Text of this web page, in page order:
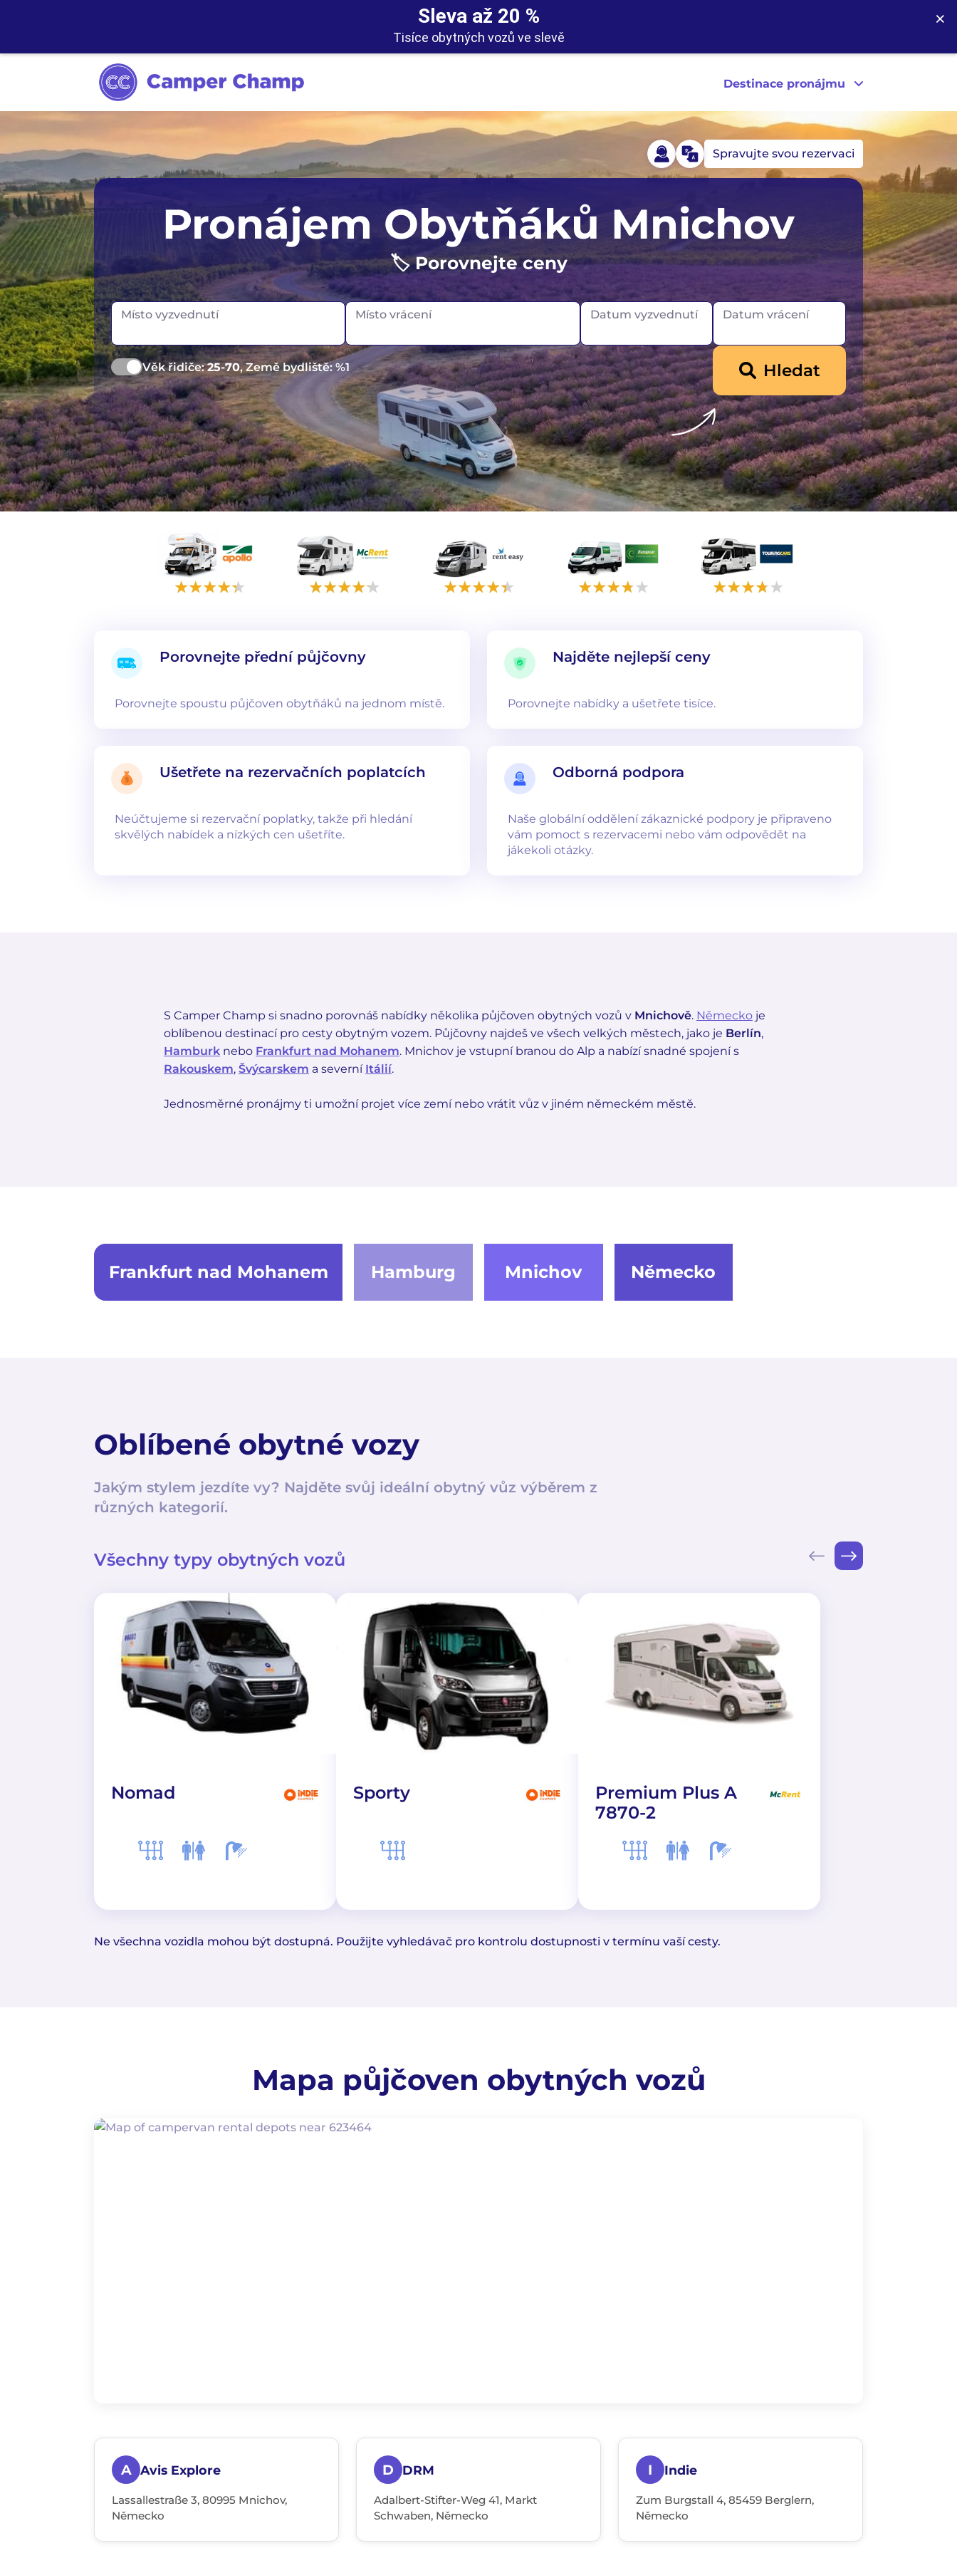
Sleva až 20 %
Tisíce obytných vozů ve slevě
×
Destinace pronájmu
Melbourne Christchurch Norsko
Portugalsko
Skotsko
Island
Irsko
Kanada
Spravujte svou rezervaci
Pronájem Obytňáků Mnichov
🏷️ Porovnejte ceny
Místo vyzvednutí Místo vrácení Datum vyzvednutí Datum vrácení
Věk řidiče:25-70, Země bydliště: %1 Hledat
Porovnejte přední půjčovny
Porovnejte spoustu půjčoven obytňáků na jednom místě.
Najděte nejlepší ceny
Porovnejte nabídky a ušetřete tisíce.
Ušetřete na rezervačních poplatcích
Neúčtujeme si rezervační poplatky, takže při hledání
skvělých nabídek a nízkých cen ušetříte.
Odborná podpora
Naše globální oddělení zákaznické podpory je připraveno
vám pomoct s rezervacemi nebo vám odpovědět na
jákekoli otázky.
S Camper Champ si snadno porovnáš nabídky několika půjčoven obytných vozů v Mnichově. Německo je
oblíbenou destinací pro cesty obytným vozem. Půjčovny najdeš ve všech velkých městech, jako je Berlín,
Hamburk nebo Frankfurt nad Mohanem. Mnichov je vstupní branou do Alp a nabízí snadné spojení s
Rakouskem, Švýcarskem a severní Itálií.
Jednosměrné pronájmy ti umožní projet více zemí nebo vrátit vůz v jiném německém městě.
Frankfurt nad Mohanem Hamburg Mnichov Německo
Oblíbené obytné vozy
Jakým stylem jezdíte vy? Najděte svůj ideální obytný vůz výběrem z
různých kategorií.
Všechny typy obytných vozů
Nomad Sporty
Premium Plus A
7870-2
Ne všechna vozidla mohou být dostupná. Použijte vyhledávač pro kontrolu dostupnosti v termínu vaší cesty.
Mapa půjčoven obytných vozů
A Avis Explore
Lassallestraße 3, 80995 Mnichov,
Německo
D DRM
Adalbert-Stifter-Weg 41, Markt
Schwaben, Německo
I Indie
Zum Burgstall 4, 85459 Berglern,
Německo